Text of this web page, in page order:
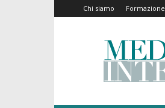
Chi siamo Formazione
Medicina
Integrata